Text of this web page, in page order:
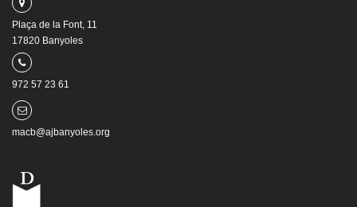
Plaça de la Font, 11
17820 Banyoles
972 57 23 61
macb@ajbanyoles.org